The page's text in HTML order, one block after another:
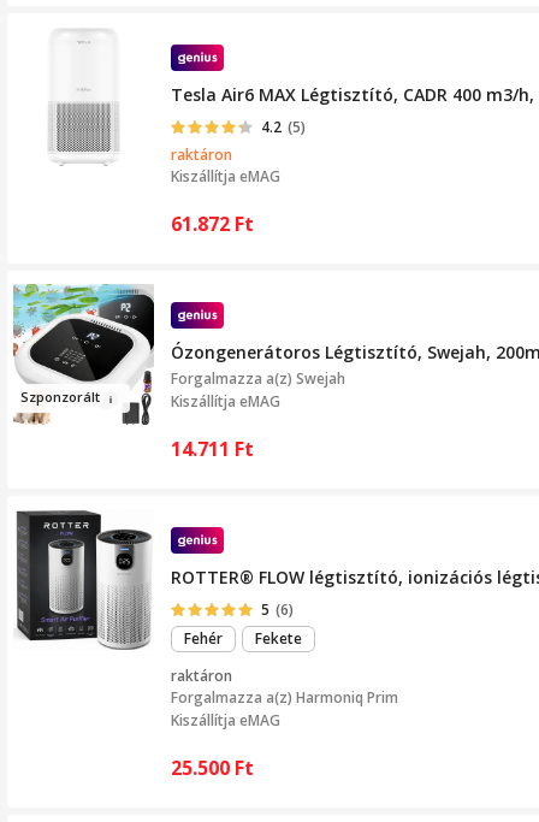
Tesla Air6 MAX Légtisztító, CADR 400 m3/
4.2 (5)
raktáron
Kiszállítja eMAG
61.872 Ft
Szponzorált
Ózongenerátoros Légtisztító, Swejah,
Forgalmazza a(z) Swejah
Kiszállítja eMAG
14.711 Ft
ROTTER® FLOW légtisztító, ionizációs
5 (6)
Fehér
Fekete
raktáron
Forgalmazza a(z) Harmoniq Prim
Kiszállítja eMAG
25.500 Ft